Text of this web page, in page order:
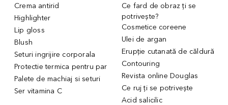
Crema antirid
Highlighter
Lip gloss
Blush
Seturi ingrijire corporala
Protectie termica pentru par
Palete de machiaj si seturi
Ser vitamina C
Ce fard de obraz ți se
potrivește?
Cosmetice coreene
Ulei de argan
Erupție cutanată de căldură
Contouring
Revista online Douglas
Ce ruj ți se potrivește
Acid salicilic